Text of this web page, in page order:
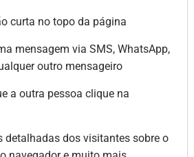
curta no topo da página
mensagem via SMS, WhatsApp,
outro mensageiro
a outra pessoa clique na
detalhadas dos visitantes sobre o